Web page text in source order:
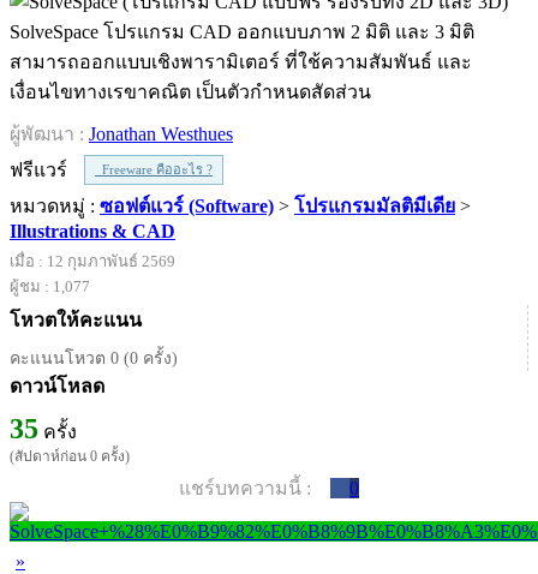
SolveSpace โปรแกรม CAD ออกแบบภาพ 2 มิติ และ 3 มิติ
สามารถออกแบบเชิงพารามิเตอร์ ที่ใช้ความสัมพันธ์ และ
เงื่อนไขทางเรขาคณิต เป็นตัวกำหนดสัดส่วน
ผู้พัฒนา : Jonathan Westhues
ฟรีแวร์
Freeware คืออะไร ?
หมวดหมู่ : ซอฟต์แวร์ (Software) > โปรแกรมมัลติมีเดีย >
Illustrations & CAD
เมื่อ : 12 กุมภาพันธ์ 2569
ผู้ชม : 1,077
โหวตให้คะแนน
คะแนนโหวต 0 (0 ครั้ง)
ดาวน์โหลด
35 ครั้ง
(สัปดาห์ก่อน 0 ครั้ง)
แชร์บทความนี้ : 0
»